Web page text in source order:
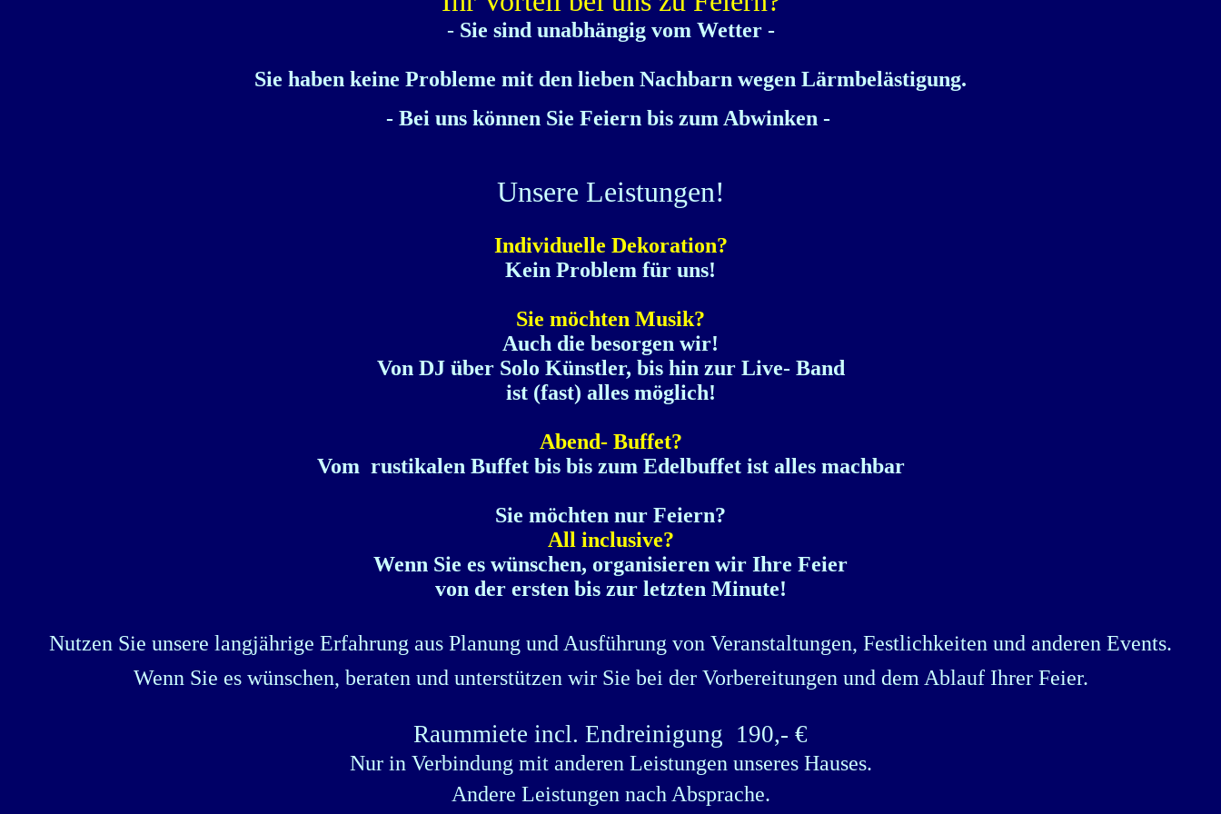
-Sie sind unabhängig vom Wetter -
Sie haben keine Probleme mit den lieben Nachbarn wegen Lärmbelästigung.
- Bei uns können Sie Feiern bis zum Abwinken -
Unsere Leistungen!
Individuelle Dekoration?
Kein Problem für uns!
Sie möchten Musik?
Auch die besorgen wir!
Von DJ über Solo Künstler, bis hin zur Live- Band
ist (fast) alles möglich!
Abend- Buffet?
Vom rustikalen Buffet bis bis zum Edelbuffet ist alles machbar
Sie möchten nur Feiern?
All inclusive?
Wenn Sie es wünschen, organisieren wir Ihre Feier
von der ersten bis zur letzten Minute!
Nutzen Sie unsere langjährige Erfahrung aus Planung und Ausführung von Veranstaltungen, Festlichkeiten und anderen Events.
Wenn Sie es wünschen, beraten und unterstützen wir Sie bei der Vorbereitungen und dem Ablauf Ihrer Feier.
Raummiete incl. Endreinigung 190,- €
Nur in Verbindung mit anderen Leistungen unseres Hauses.
Andere Leistungen nach Absprache.